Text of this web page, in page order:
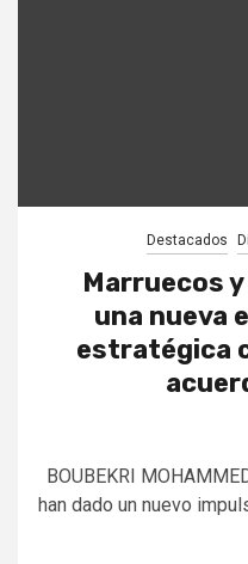
Destacados
Marruecos
una nueva
estratégica
BOUBEKRI
han dado un nuevo